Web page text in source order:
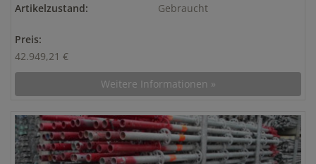
Artikelzustand:
Gebraucht
Preis:
42.949,21 €
Weitere Informationen »